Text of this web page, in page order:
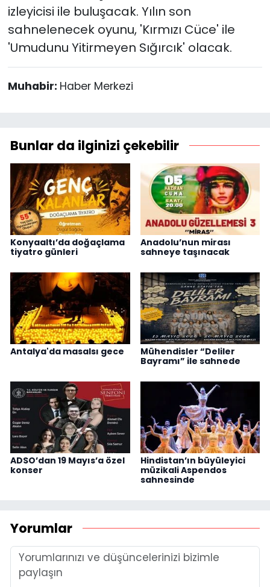
izleyicisi ile buluşacak. Yılın son
sahnelenecek oyunu, 'Kırmızı Cüce' ile
'Umudunu Yitirmeyen Sığırcık' olacak.
Muhabir: Haber Merkezi
Bunlar da ilginizi çekebilir
Konyaaltı’da doğaçlama
tiyatro günleri
Anadolu’nun mirası
sahneye taşınacak
Antalya'da masalsı gece
Mühendisler “Deliler
Bayramı” ile sahnede
ADSO’dan 19 Mayıs’a özel
konser
Hindistan’ın büyüleyici
müzikali Aspendos
sahnesinde
Yorumlar